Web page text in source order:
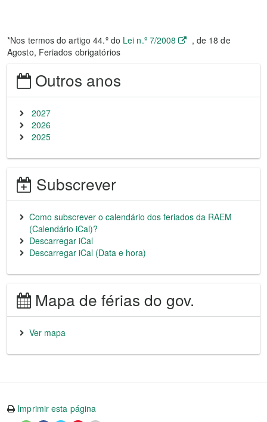
*Nos termos do artigo 44.º do Lei n.º 7/2008
, de 18 de
Agosto, Feriados obrigatórios
Outros anos
2027
2026
2025
Subscrever
Como subscrever o calendário dos feriados da RAEM
(Calendário iCal)?
Descarregar iCal
Descarregar iCal (Data e hora)
Mapa de férias do gov.
Ver mapa
Imprimir esta página